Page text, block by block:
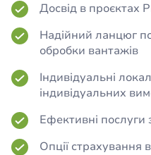
Досвід в проєктах
Надійний ланцюг
обробки вантажів
Індивідуальні
індивідуальних
Ефективні
Опції страхування